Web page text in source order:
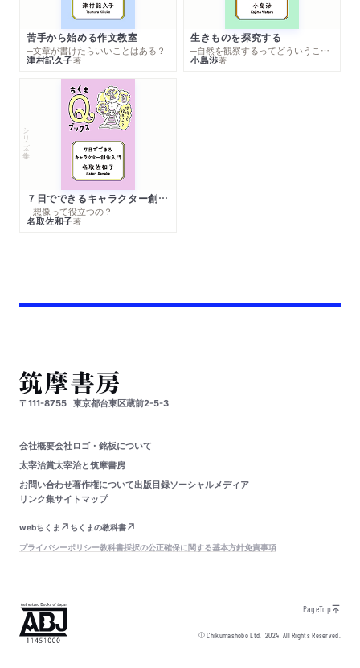
苦手から始める作文教室
─文章が書けたらいいことはある？
津村記久子著
生きものを探究する
─自然を観察するってどういうこと？
小島渉著
シリーズ・全集
７日でできるキャラクター創作入門
─想像って役立つの？
名取佐和子著
〒111-8755 東京都台東区蔵前2-5-3
会社概要会社ロゴ・銘板について
太宰治賞太宰治と筑摩書房
お問い合わせ著作権について出版目録ソーシャルメディア
リンク集サイトマップ
webちくま
ちくまの教科書
プライバシーポリシー教科書採択の公正確保に関する基本方針免責事項
PageTop
© Chikumashobo Ltd.2024 All Rights Reserved.